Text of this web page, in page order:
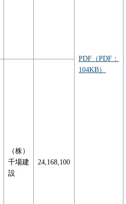
PDF（PDF：
104KB）
（株）
千場建
設
24,168,100